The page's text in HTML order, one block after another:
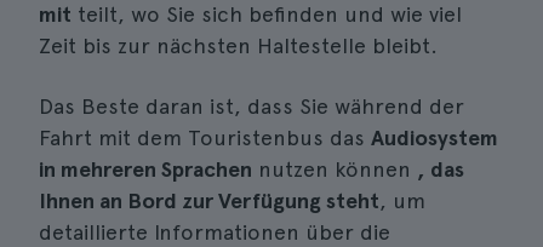
mit teilt, wo Sie sich befinden und wie viel
Zeit bis zur nächsten Haltestelle bleibt.
Das Beste daran ist, dass Sie während der
Fahrt mit dem Touristenbus das Audiosystem
in mehreren Sprachen nutzen können , das
Ihnen an Bord zur Verfügung steht, um
detaillierte Informationen über die